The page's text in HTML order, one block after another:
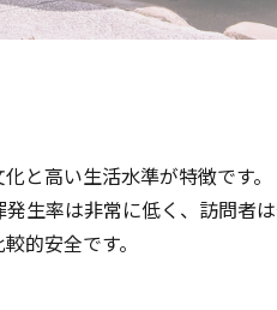
と高い生活水準が特徴です。
発生率は非常に低く、訪問者
的安全です。